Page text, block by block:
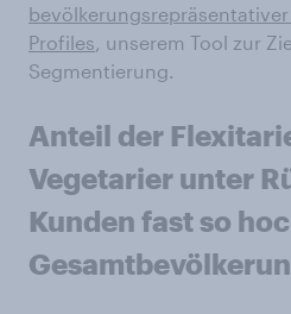
Profiles, unserem Tool zur
Segmentierung.
Anteil der
Vegetarier unter
Kunden fast so